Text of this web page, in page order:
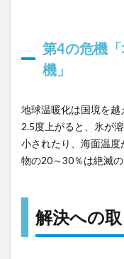
第4の危機
機」
地球温暖化は国境を越
2.5度上がると、氷が
小されたり、海面温
物の20～30％は絶滅
解決への